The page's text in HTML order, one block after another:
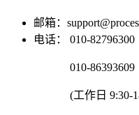
邮箱：
电话：
010-82796300
010-86393609
(工作日 9:30-